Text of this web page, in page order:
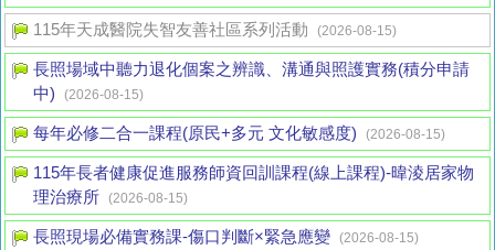
115年天成醫院失智友善社區系列活動 (2026-08-15)
長照場域中聽力退化個案之辨識、溝通與照護實務(積分申請
中)
(2026-08-15)
每年必修二合一課程(原民+多元 文化敏感度) (2026-08-15)
115年長者健康促進服務師資回訓課程(線上課程)-暐淩居家物
理治療所 (2026-08-15)
長照現場必備實務課-傷口判斷×緊急應變 (2026-08-15)